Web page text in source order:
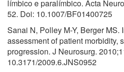
límbico e paralímbico. Acta
52. Doi: 10.1007/BF01400725
Sanai N, Polley M-Y, Berger MS.
assessment of patient morbidity,
progression. J Neurosurg.
10.3171/2009.6.JNS0952